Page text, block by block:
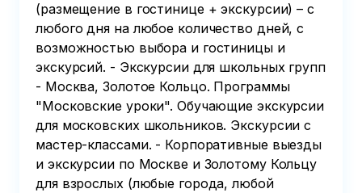
(размещение в гостинице + экскурсии) – с
любого дня на любое количество дней, с
возможностью выбора и гостиницы и
экскурсий. - Экскурсии для школьных групп
- Москва, Золотое Кольцо. Программы
"Московские уроки". Обучающие экскурсии
для московских школьников. Экскурсии с
мастер-классами. - Корпоративные выезды
и экскурсии по Москве и Золотому Кольцу
для взрослых (любые города, любой